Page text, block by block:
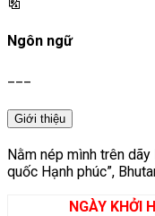
Ngôn ngữ
Giới thiệu
Nằm nép mình trên dãy
quốc Hạnh phúc”,
NGÀY KHỞI